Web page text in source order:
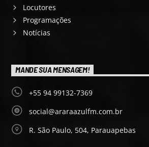
Locutores
Programações
Notícias
MANDE SUA MENSAGEM!
+55 94 99132-7369
social@araraazulfm.com.br
R. São Paulo, 504, Parauapebas